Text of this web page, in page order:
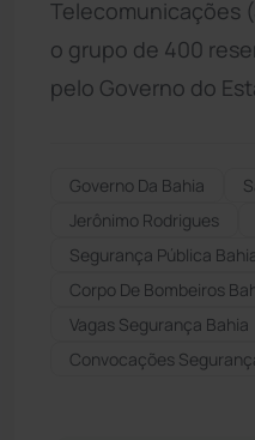
Telecomunicações
o grupo de 400
pelo Governo do
Governo Da Bahia
Jerônimo Rodrigues
Segurança Pública
Corpo De Bombeiros
Vagas Segurança Bahia
Convocações